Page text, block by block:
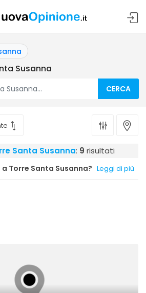
Susanna
CERCA
Santa Susanna: 9 risultati
Torre Santa Susanna? Leggi di più